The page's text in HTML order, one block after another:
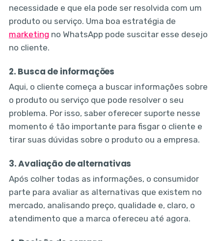
necessidade e que ela pode ser resolvida com um
produto ou serviço. Uma boa estratégia de
marketing no WhatsApp pode suscitar esse desejo
no cliente.
2. Busca de informações
Aqui, o cliente começa a buscar informações sobre
o produto ou serviço que pode resolver o seu
problema. Por isso, saber oferecer suporte nesse
momento é tão importante para fisgar o cliente e
tirar suas dúvidas sobre o produto ou a empresa.
3. Avaliação de alternativas
Após colher todas as informações, o consumidor
parte para avaliar as alternativas que existem no
mercado, analisando preço, qualidade e, claro, o
atendimento que a marca ofereceu até agora.